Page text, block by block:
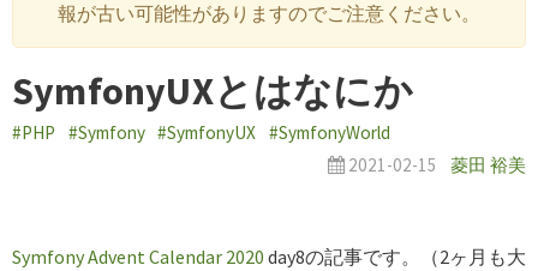
報が古い可能性がありますのでご注意ください。
SymfonyUXとはなにか
#PHP #Symfony #SymfonyUX #SymfonyWorld
2021-02-15
菱田 裕美
Symfony Advent Calendar 2020 day8の記事です。（2ヶ月も大